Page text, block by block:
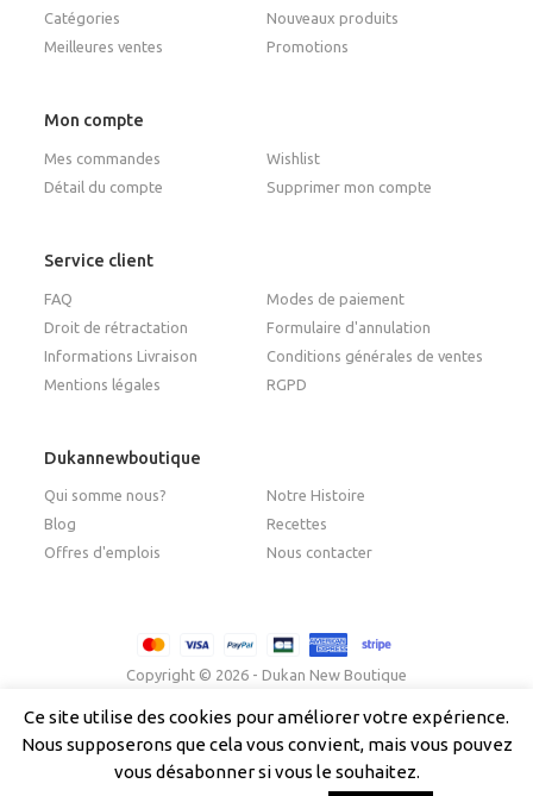
Catégories
Nouveaux produits
Meilleures ventes
Promotions
Mon compte
Mes commandes
Wishlist
Détail du compte
Supprimer mon compte
Service client
FAQ
Modes de paiement
Droit de rétractation
Formulaire d'annulation
Informations Livraison
Conditions générales de ventes
Mentions légales
RGPD
Dukannewboutique
Qui somme nous?
Notre Histoire
Blog
Recettes
Offres d'emplois
Nous contacter
Copyright © 2026 - Dukan New Boutique
Ce site utilise des cookies pour améliorer votre expérience.
Nous supposerons que cela vous convient, mais vous pouvez
vous désabonner si vous le souhaitez.
Français Italiano (Italien) English(Anglais)
Espagnol)